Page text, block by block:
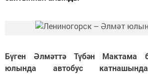
Бүген Әлмәттә Түбән Мактама
юлында автобус